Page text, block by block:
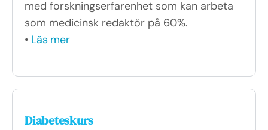
med forskningserfarenhet som kan arbeta
som medicinsk redaktör på 60%.
• Läs mer
Diabeteskurs